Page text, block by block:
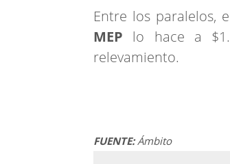
Entre los paralelos,
MEP lo hace a
relevamiento.
FUENTE:Ámbito